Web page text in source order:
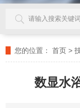
您的位置： 首页 >
数显水